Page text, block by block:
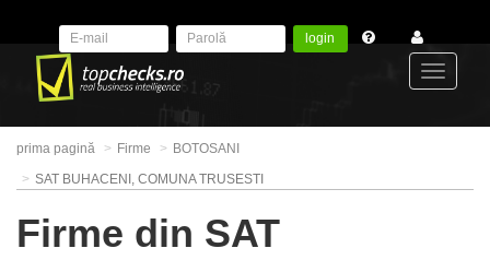
login
prima pagină Firme
BOTOSANI
SAT BUHACENI, COMUNA TRUSESTI
Firme din SAT